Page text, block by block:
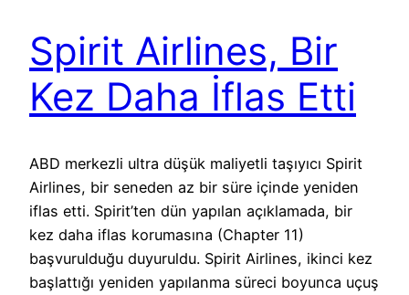
Spirit Airlines, Bir
Kez Daha İflas Etti
ABD merkezli ultra düşük maliyetli taşıyıcı Spirit
Airlines, bir seneden az bir süre içinde yeniden
iflas etti. Spirit’ten dün yapılan açıklamada, bir
kez daha iflas korumasına (Chapter 11)
başvurulduğu duyuruldu. Spirit Airlines, ikinci kez
başlattığı yeniden yapılanma süreci boyunca uçuş